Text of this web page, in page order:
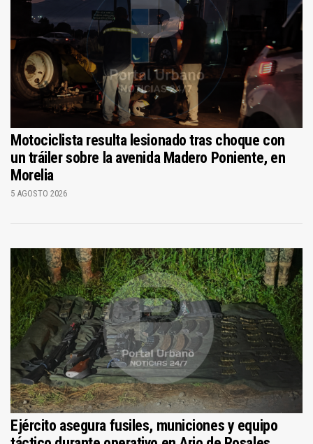
Motociclista resulta lesionado tras choque con
un tráiler sobre la avenida Madero Poniente, en
Morelia
5 AGOSTO 2026
Ejército asegura fusiles, municiones y equipo